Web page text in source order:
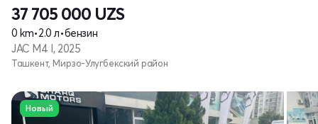
37 705 000 UZS
0 km•2.0 л•бензин
JAC M4 I, 2025
Ташкент, Мирзо-Улугбекский район
Новый